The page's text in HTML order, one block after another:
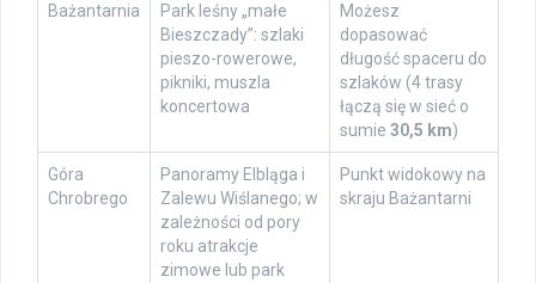
Bażantarnia
Park leśny „małe
Bieszczady”: szlaki
pieszo-rowerowe,
pikniki, muszla
koncertowa
Możesz
dopasować
długość spaceru do
szlaków (4 trasy
łączą się w sieć o
sumie 30,5 km)
Góra
Chrobrego
Panoramy Elbląga i
Zalewu Wiślanego; w
zależności od pory
roku atrakcje
zimowe lub park
Punkt widokowy na
skraju Bażantarni